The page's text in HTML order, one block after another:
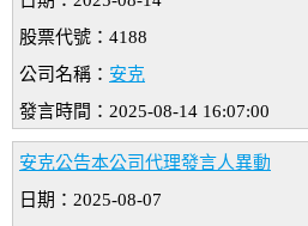
股票代號：4188
公司名稱： 安克
發言時間：2025-08-14 16:07:00
安克公告本公司代理發言人異動
日期：2025-08-07